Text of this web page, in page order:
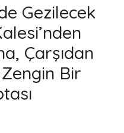
Gezilecek
Çarşıdan
Bir